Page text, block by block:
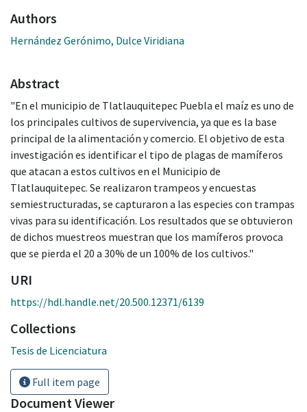
Authors
Hernández Gerónimo, Dulce Viridiana
Abstract
"En el municipio de Tlatlauquitepec Puebla el maíz es uno de
los principales cultivos de supervivencia, ya que es la base
principal de la alimentación y comercio. El objetivo de esta
investigación es identificar el tipo de plagas de mamíferos
que atacan a estos cultivos en el Municipio de
Tlatlauquitepec. Se realizaron trampeos y encuestas
semiestructuradas, se capturaron a las especies con trampas
vivas para su identificación. Los resultados que se obtuvieron
de dichos muestreos muestran que los mamíferos provoca
que se pierda el 20 a 30% de un 100% de los cultivos."
URI
https://hdl.handle.net/20.500.12371/6139
Collections
Tesis de Licenciatura
Full item page
Document Viewer